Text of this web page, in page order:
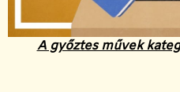
A győztes művek